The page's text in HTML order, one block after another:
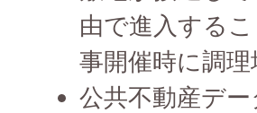
由で進入する
事開催時に調
公共不動産デ